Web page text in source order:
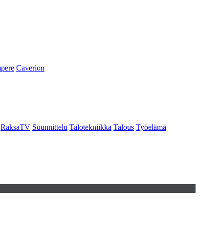
Caverion
RaksaTV Suunnittelu Talotekniikka Talous Työelämä